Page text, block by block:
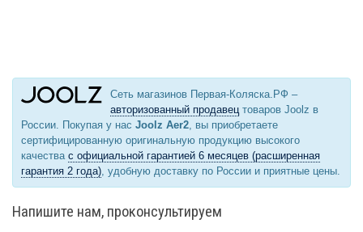
Сеть магазинов Первая-Коляска.РФ –
авторизованный продавецтоваров Joolz в
России. Покупая у нас Joolz Aer2, вы приобретаете
сертифицированную оригинальную продукцию высокого
качества с официальной гарантией 6 месяцев (расширенная
гарантия 2 года), удобную доставку по России и приятные цены.
Напишите нам, проконсультируем